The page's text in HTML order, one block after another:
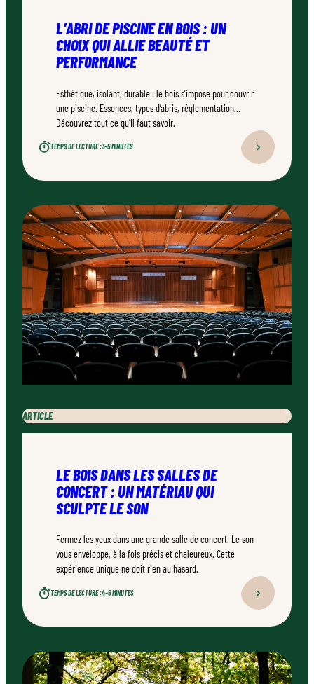
L’ABRI DE PISCINE EN BOIS : UN
CHOIX QUI ALLIE BEAUTÉ ET
PERFORMANCE
Esthétique, isolant, durable : le bois s’impose pour couvrir
une piscine. Essences, types d’abris, réglementation…
Découvrez tout ce qu’il faut savoir.
TEMPS DE LECTURE :3–5 MINUTES
ARTICLE
LE BOIS DANS LES SALLES DE
CONCERT : UN MATÉRIAU QUI
SCULPTE LE SON
Fermez les yeux dans une grande salle de concert. Le son
vous enveloppe, à la fois précis et chaleureux. Cette
expérience unique ne doit rien au hasard.
TEMPS DE LECTURE :4–6 MINUTES